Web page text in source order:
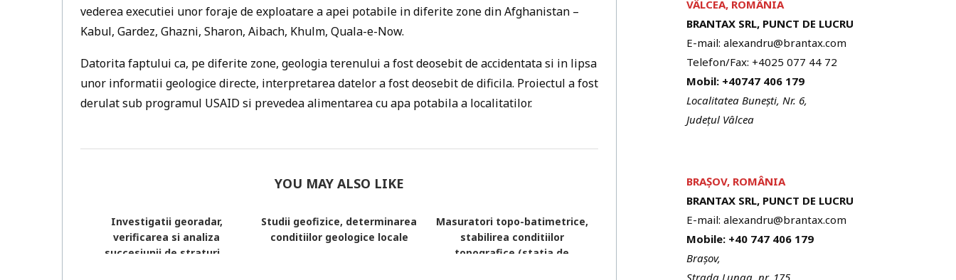
vederea executiei unor foraje de exploatare a apei potabile in diferite zone din Afghanistan –
Kabul, Gardez, Ghazni, Sharon, Aibach, Khulm, Quala-e-Now.
Datorita faptului ca, pe diferite zone, geologia terenului a fost deosebit de accidentata si in lipsa
unor informatii geologice directe, interpretarea datelor a fost deosebit de dificila. Proiectul a fost
derulat sub programul USAID si prevedea alimentarea cu apa potabila a localitatilor.
YOU MAY ALSO LIKE
Investigatii georadar,
verificarea si analiza
succesiunii de straturi...
Studii geofizice, determinarea
conditiilor geologice locale
Masuratori topo-batimetrice,
stabilirea conditiilor
topografice (statia de
VÂLCEA, ROMÂNIA
BRANTAX SRL, PUNCT DE LUCRU
E-mail: alexandru@brantax.com
Telefon/Fax: +4025 077 44 72
Mobil: +40747 406 179
Localitatea Bunești, Nr. 6,
Județul Vâlcea
BRAȘOV, ROMÂNIA
BRANTAX SRL, PUNCT DE LUCRU
E-mail: alexandru@brantax.com
Mobile: +40 747 406 179
Brașov,
Strada Lunga, nr. 175